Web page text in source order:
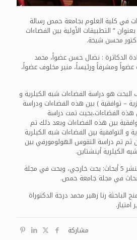
في كلية العلوم بجامعة حمص رسالة
” التطبيقات الأولية بين الفضاءات
محسن شيحة.
الدكاترة : نضال حسن عضواً، محمد
ومشرفاً ورئيساً، منير مخلوف عضواً،
هو دراسة الفضاءات شبه الكيلرية و
– توافقية ) بين هذه الفضاءات ودراسة
الفضاءات،بحيث تمت دراسة
بين هذه الفضاءات وبعد ذلك تم
و التوافقية بين الفضاءات شبه الكيلرية
ثم تم دراسة التقوس الهولومورفي بين
الكيلرية أينشتاين.
وبينت الباحثة أنها قامت بنشر 5 أبحاث: بحث خارجي، وبحث في مجلة
في مجلة جامعة حمص.
رنا زهير محمد درجة الدكتوراة
مشاركة